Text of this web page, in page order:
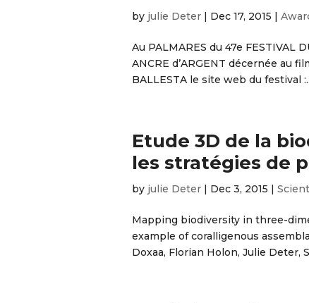
by julie Deter | Dec 17, 2015 |
Au PALMARES du 47e FESTIVAL
ANCRE d’ARGENT décernée au
BALLESTA le site web du festival
Etude 3D de la
les stratégies de
by julie Deter | Dec 3, 2015 |
Mapping biodiversity in three-
example of coralligenous
Doxaa, Florian Holon, Julie Deter,